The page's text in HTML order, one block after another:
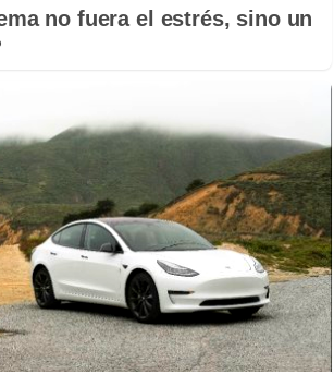
no fuera el estrés, sino un